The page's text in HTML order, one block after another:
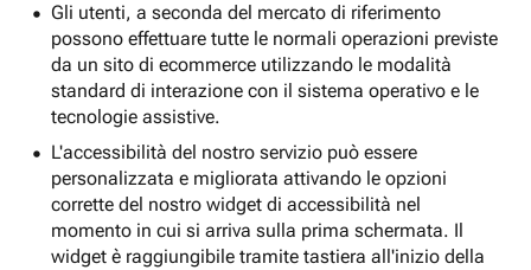
Gli utenti, a seconda del mercato di riferimento
possono effettuare tutte le normali operazioni previste
da un sito di ecommerce utilizzando le modalità
standard di interazione con il sistema operativo e le
tecnologie assistive.
L'accessibilità del nostro servizio può essere
personalizzata e migliorata attivando le opzioni
corrette del nostro widget di accessibilità nel
momento in cui si arriva sulla prima schermata. Il
widget è raggiungibile tramite tastiera all'inizio della